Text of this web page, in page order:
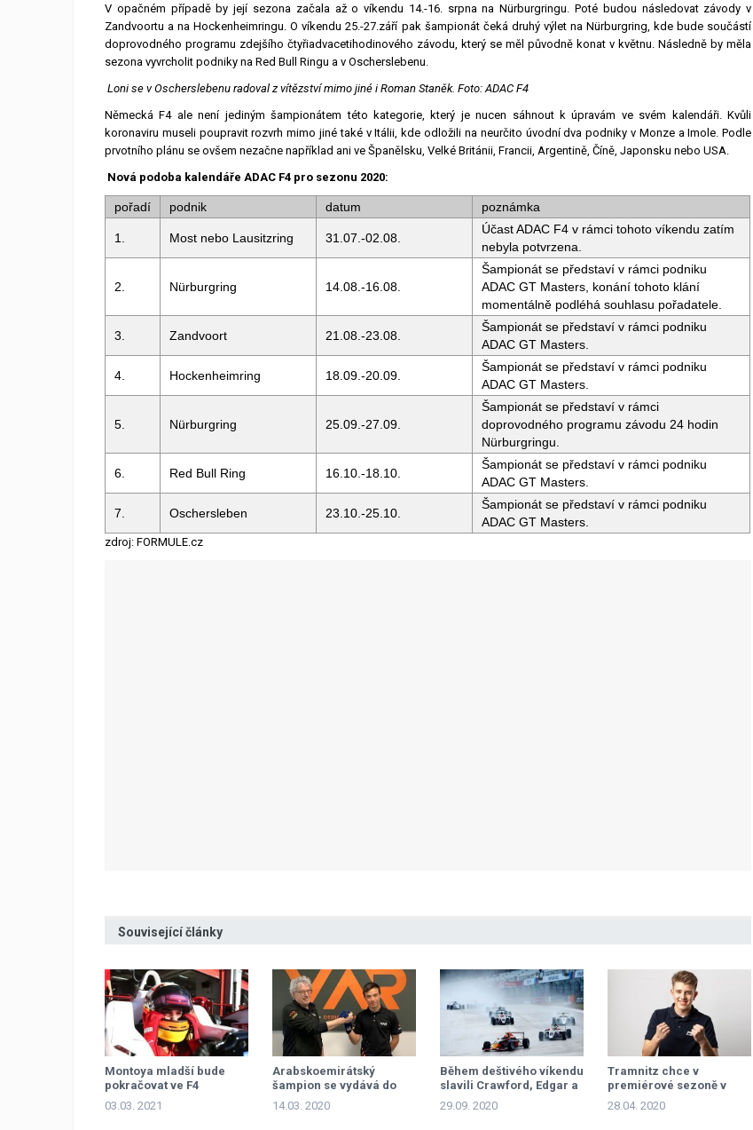
V opačném případě by její sezona začala až o víkendu 14.-16. srpna na Nürburgringu. Poté budou následovat závody v
Zandvoortu a na Hockenheimringu. O víkendu 25.-27.září pak šampionát čeká druhý výlet na Nürburgring, kde bude součástí
doprovodného programu zdejšího čtyřiadvacetihodinového závodu, který se měl původně konat v květnu. Následně by měla
sezona vyvrcholit podniky na Red Bull Ringu a v Oscherslebenu.
Loni se v Oscherslebenu radoval z vítězství mimo jiné i Roman Staněk. Foto: ADAC F4
Německá F4 ale není jediným šampionátem této kategorie, který je nucen sáhnout k úpravám ve svém kalendáři. Kvůli
koronaviru museli poupravit rozvrh mimo jiné také v Itálii, kde odložili na neurčito úvodní dva podniky v Monze a Imole. Podle
prvotního plánu se ovšem nezačne například ani ve Španělsku, Velké Británii, Francii, Argentině, Číně, Japonsku nebo USA.
Nová podoba kalendáře ADAC F4 pro sezonu 2020:
pořadí podnik datum poznámka
1. Most nebo Lausitzring 31.07.-02.08.
Účast ADAC F4 v rámci tohoto víkendu zatím
nebyla potvrzena.
2. Nürburgring 14.08.-16.08.
Šampionát se představí v rámci podniku
ADAC GT Masters, konání tohoto klání
momentálně podléhá souhlasu pořadatele.
3. Zandvoort 21.08.-23.08.
Šampionát se představí v rámci podniku
ADAC GT Masters.
4. Hockenheimring 18.09.-20.09.
Šampionát se představí v rámci podniku
ADAC GT Masters.
5. Nürburgring 25.09.-27.09.
Šampionát se představí v rámci
doprovodného programu závodu 24 hodin
Nürburgringu.
6. Red Bull Ring 16.10.-18.10.
Šampionát se představí v rámci podniku
ADAC GT Masters.
7. Oschersleben 23.10.-25.10.
Šampionát se představí v rámci podniku
ADAC GT Masters.
zdroj: FORMULE.cz
Související články
Montoya mladší bude
pokračovat ve F4
03.03. 2021
Arabskoemirátský
šampion se vydává do
Evropy
14.03. 2020
Během deštivého víkendu
slavili Crawford, Edgar a
Lomko
29.09. 2020
Tramnitz chce v
premiérové sezoně v
ADAC F4 pódia
28.04. 2020